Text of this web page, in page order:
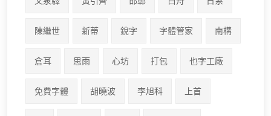
陳繼世 新蒂 銳字 字體管家 南構
倉耳 思雨 心坊 打包 也字工廠
免費字體 胡曉波 李旭科 上首